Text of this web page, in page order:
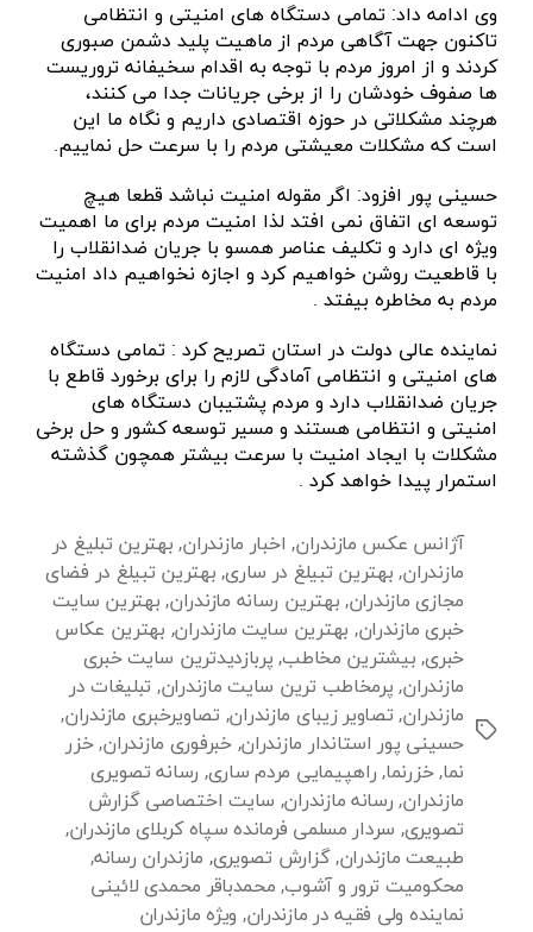
وی ادامه داد: تمامی دستگاه های امنیتی و انتظامی
تاکنون جهت آگاهی مردم از ماهیت پلید دشمن صبوری
کردند و از امروز مردم با توجه به اقدام سخیفانه تروریست
ها صفوف خودشان را از برخی جریانات جدا می کنند،
هرچند مشکلاتی در حوزه اقتصادی داریم و نگاه ما این
است که مشکلات معیشتی مردم را با سرعت حل نماییم.
حسینی پور افزود: اگر مقوله امنیت نباشد قطعا هیچ
توسعه ای اتفاق نمی افتد لذا امنیت مردم برای ما اهمیت
ویژه ای دارد و تکلیف عناصر همسو با جریان ضدانقلاب را
با قاطعیت روشن خواهیم کرد و اجازه نخواهیم داد امنیت
مردم به مخاطره بیفتد .
نماینده عالی دولت در استان تصریح کرد : تمامی دستگاه
های امنیتی و انتظامی آمادگی لازم را برای برخورد قاطع با
جریان ضدانقلاب دارد و مردم پشتیبان دستگاه های
امنیتی و انتظامی هستند و مسیر توسعه کشور و حل برخی
مشکلات با ایجاد امنیت با سرعت بیشتر همچون گذشته
استمرار پیدا خواهد کرد .
برچسب‌ها
آژانس عکس مازندران, اخبار مازندران, بهترین تبلیغ در
مازندران, بهترین تبیلغ در ساری, بهترین تبیلغ در فضای
مجازی مازندران, بهترین رسانه مازندران, بهترین سایت
خبری مازندران, بهترین سایت مازندران, بهترین عکاس
خبری, بیشترین مخاطب, پربازدیدترین سایت خبری
مازندران, پرمخاطب ترین سایت مازندران, تبلیغات در
مازندران, تصاویر زیبای مازندران, تصاویرخبری مازندران,
حسینی پور استاندار مازندران,خبرفوری مازندران,خزر
نما,خزرنما, راهپیمایی مردم ساری, رسانه تصویری
مازندران, رسانه مازندران, سایت اختصاصی گزارش
تصویری, سردار مسلمی فرمانده سپاه کربلای مازندران,
طبیعت مازندران,گزارش تصویری, مازندران رسانه,
محکومیت ترور و آشوب, محمدباقر محمدی لائینی
نماینده ولی فقیه در مازندران, ویژه مازندران